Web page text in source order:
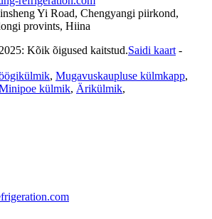
Yi Road, Chengyangi piirkond,
provints, Hiina
Kõik õigused kaitstud.Saidi kaart -
, Mugavuskaupluse külmkapp,
külmik, Ärikülmik,